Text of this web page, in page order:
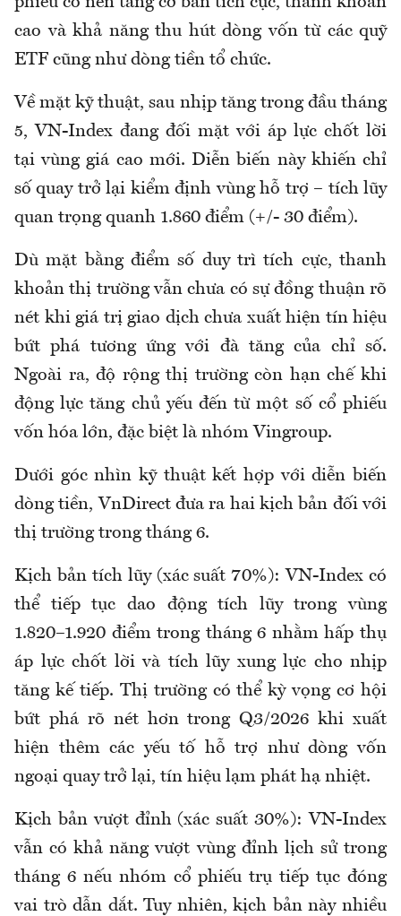
cao và khả năng thu hút dòng vốn từ các quỹ
ETF cũng như dòng tiền tổ chức.
Về mặt kỹ thuật, sau nhịp tăng trong đầu tháng
5, VN-Index đang đối mặt với áp lực chốt lời
tại vùng giá cao mới. Diễn biến này khiến chỉ
số quay trở lại kiểm định vùng hỗ trợ – tích lũy
quan trọng quanh 1.860 điểm (+/- 30 điểm).
Dù mặt bằng điểm số duy trì tích cực, thanh
khoản thị trường vẫn chưa có sự đồng thuận rõ
nét khi giá trị giao dịch chưa xuất hiện tín hiệu
bứt phá tương ứng với đà tăng của chỉ số.
Ngoài ra, độ rộng thị trường còn hạn chế khi
động lực tăng chủ yếu đến từ một số cổ phiếu
vốn hóa lớn, đặc biệt là nhóm Vingroup.
Dưới góc nhìn kỹ thuật kết hợp với diễn biến
dòng tiền, VnDirect đưa ra hai kịch bản đối với
thị trường trong tháng 6.
Kịch bản tích lũy (xác suất 70%): VN-Index có
thể tiếp tục dao động tích lũy trong vùng
1.820–1.920 điểm trong tháng 6 nhằm hấp thụ
áp lực chốt lời và tích lũy xung lực cho nhịp
tăng kế tiếp. Thị trường có thể kỳ vọng cơ hội
bứt phá rõ nét hơn trong Q3/2026 khi xuất
hiện thêm các yếu tố hỗ trợ như dòng vốn
ngoại quay trở lại, tín hiệu lạm phát hạ nhiệt.
Kịch bản vượt đỉnh (xác suất 30%): VN-Index
vẫn có khả năng vượt vùng đỉnh lịch sử trong
tháng 6 nếu nhóm cổ phiếu trụ tiếp tục đóng
vai trò dẫn dắt. Tuy nhiên, kịch bản này nhiều